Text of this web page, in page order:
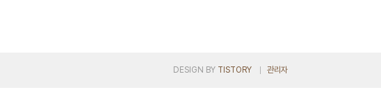
DESIGN BY TISTORY 관리자